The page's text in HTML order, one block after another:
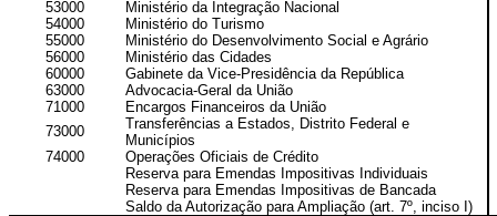
53000
Ministério da Integração Nacional
54000
Ministério do Turismo
55000
Ministério do Desenvolvimento Social e Agrário
56000
Ministério das Cidades
60000
Gabinete da Vice-Presidência da República
63000
Advocacia-Geral da União
71000
Encargos Financeiros da União
73000
Transferências a Estados, Distrito Federal e
Municípios
74000
Operações Oficiais de Crédito
Reserva para Emendas Impositivas Individuais
Reserva para Emendas Impositivas de Bancada
Saldo da Autorização para Ampliação (art. 7º, inciso I)